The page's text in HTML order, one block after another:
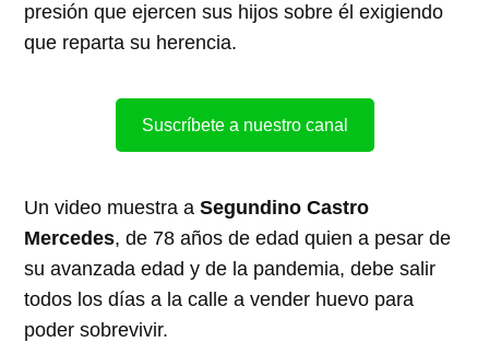
presión que ejercen sus hijos sobre él exigiendo
que reparta su herencia.
Suscríbete a nuestro canal
Un video muestra aSegundino Castro
Mercedes, de 78 años de edad quien a pesar de
su avanzada edad y de la pandemia, debe salir
todos los días a la calle a vender huevo para
poder sobrevivir.